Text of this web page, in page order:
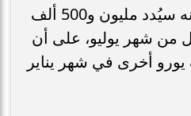
وأكد برشلونة للأهلي إنه سيُدد مليون و500 ألف
من شهر يوليو، على أن
و500 ألف يورو أخرى في شهر يناير